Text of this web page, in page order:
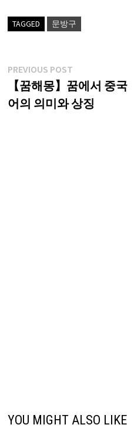
TAGGED 문방구
글
탐
색
PREVIOUS POSTPrevious
post:
【꿈해몽】꿈에서 중국
어의 의미와 상징
YOU MIGHT ALSO LIKE